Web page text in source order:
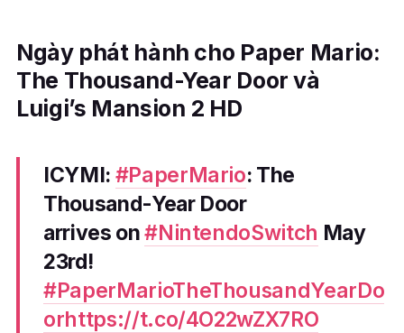
Ngày phát hành cho Paper Mario:
The Thousand-Year Door và
Luigi’s Mansion 2 HD
ICYMI: #PaperMario: The
Thousand-Year Door
arrives on#NintendoSwitch May
23rd!
#PaperMarioTheThousandYearDo
orhttps://t.co/4O22wZX7RO